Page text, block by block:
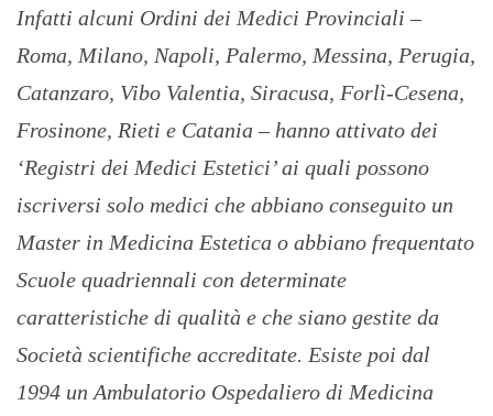
Infatti alcuni Ordini dei Medici Provinciali –
Roma, Milano, Napoli, Palermo, Messina, Perugia,
Catanzaro, Vibo Valentia, Siracusa, Forlì-Cesena,
Frosinone, Rieti e Catania – hanno attivato dei
‘Registri dei Medici Estetici’ ai quali possono
iscriversi solo medici che abbiano conseguito un
Master in Medicina Estetica o abbiano frequentato
Scuole quadriennali con determinate
caratteristiche di qualità e che siano gestite da
Società scientifiche accreditate. Esiste poi dal
1994 un Ambulatorio Ospedaliero di Medicina